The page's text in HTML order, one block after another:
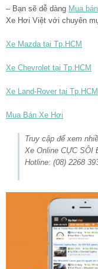
– Bạn sẽ dễ dàng Mua
Xe Hơi Việt với chuyên
Xe Mazda tại Tp.HCM
Xe Chevrolet tại Tp.HCM
Xe Land-Rover tại Tp.HCM
Mua Bán Xe Hơi
Truy cập để xem
Xe Online CỰC SÔI
Hotline: (08) 2268